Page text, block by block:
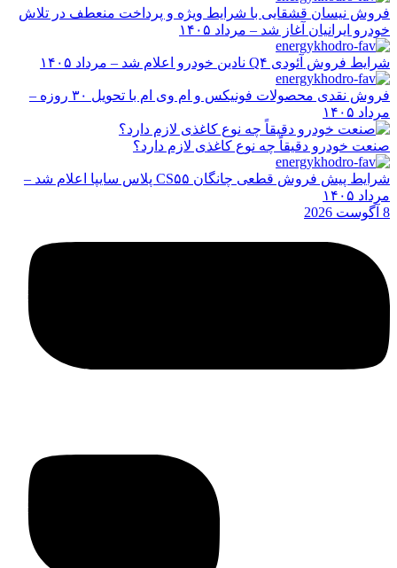
فروش نیسان قشقایی با شرایط ویژه و پرداخت منعطف در تلاش
خودرو ایرانیان آغاز شد – مرداد ۱۴۰۵
شرایط فروش آئودی Q۴ نادین خودرو اعلام شد – مرداد ۱۴۰۵
فروش نقدی محصولات فونیکس و ام وی ام با تحویل ۳۰ روزه –
مرداد ۱۴۰۵
صنعت خودرو دقیقاً چه نوع کاغذی لازم دارد؟
شرایط پیش فروش قطعی چانگان CS۵۵ پلاس سایپا اعلام شد –
مرداد ۱۴۰۵
8 آگوست 2026